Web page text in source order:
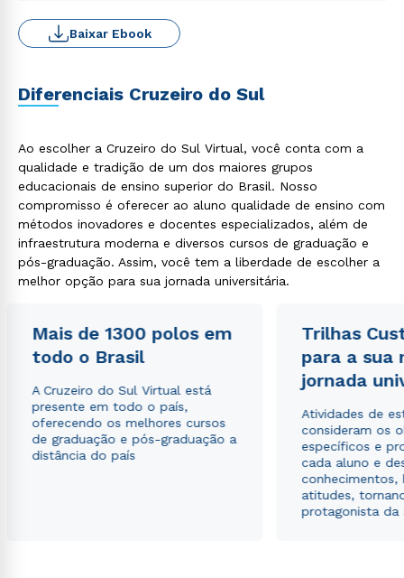
Baixar Ebook
Diferenciais Cruzeiro do Sul
Ao escolher a Cruzeiro do Sul Virtual, você conta com a
qualidade e tradição de um dos maiores grupos
educacionais de ensino superior do Brasil. Nosso
compromisso é oferecer ao aluno qualidade de ensino com
métodos inovadores e docentes especializados, além de
infraestrutura moderna e diversos cursos de graduação e
pós-graduação. Assim, você tem a liberdade de escolher a
melhor opção para sua jornada universitária.
Mais de 1300 polos em
todo o Brasil
A Cruzeiro do Sul Virtual está
presente em todo o país,
oferecendo os melhores cursos
de graduação e pós-graduação a
distância do país
Trilhas
para a sua
jornada
Atividades de
consideram os
específicos e
cada aluno e
conhecimentos,
atitudes,
protagonista da